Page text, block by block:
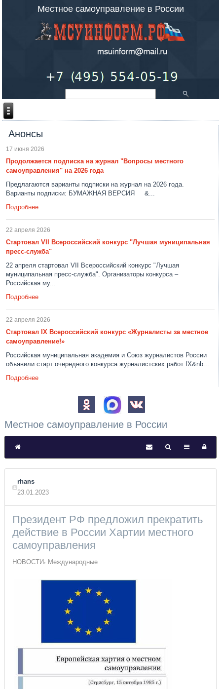
Местное самоуправление в России
Анонсы
17 июня 2026
Продолжается подписка на журнал "Вопросы местного
самоуправления" на 2026 года
Предлагаются варианты подписки на журнал на 2026 года.
Варианты подписки: БУМАЖНАЯ ВЕРСИЯ &...
Подробнее
22 апреля 2026
Стартовал VII Всероссийский конкурс "Лучшая муниципальная
пресс-служба"
22 апреля стартовал VII Всероссийский конкурс "Лучшая
муниципальная пресс-служба". Организаторы конкурса –
Российская му...
Подробнее
22 апреля 2026
Стартовал IX Всероссийский конкурс «Журналисты за местное
самоуправление!»
Российская муниципальная академия и Союз журналистов России
объявили старт очередного конкурса журналистских работ IX&nb...
Подробнее
Местное самоуправление в России
rhans
23.01.2023
Президент РФ предложил прекратить
действие в России Хартии местного
самоуправления
НОВОСТИ Международные